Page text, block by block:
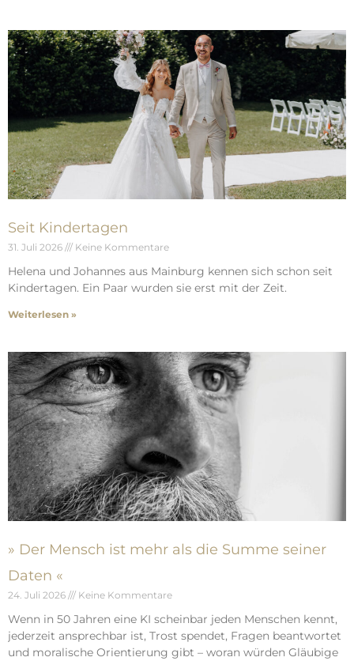
Seit Kindertagen
31. Juli 2026 Keine Kommentare
Helena und Johannes aus Mainburg kennen sich schon seit
Kindertagen. Ein Paar wurden sie erst mit der Zeit.
Weiterlesen »
» Der Mensch ist mehr als die Summe seiner
Daten «
24. Juli 2026 Keine Kommentare
Wenn in 50 Jahren eine KI scheinbar jeden Menschen kennt,
jederzeit ansprechbar ist, Trost spendet, Fragen beantwortet
und moralische Orientierung gibt – woran würden Gläubige